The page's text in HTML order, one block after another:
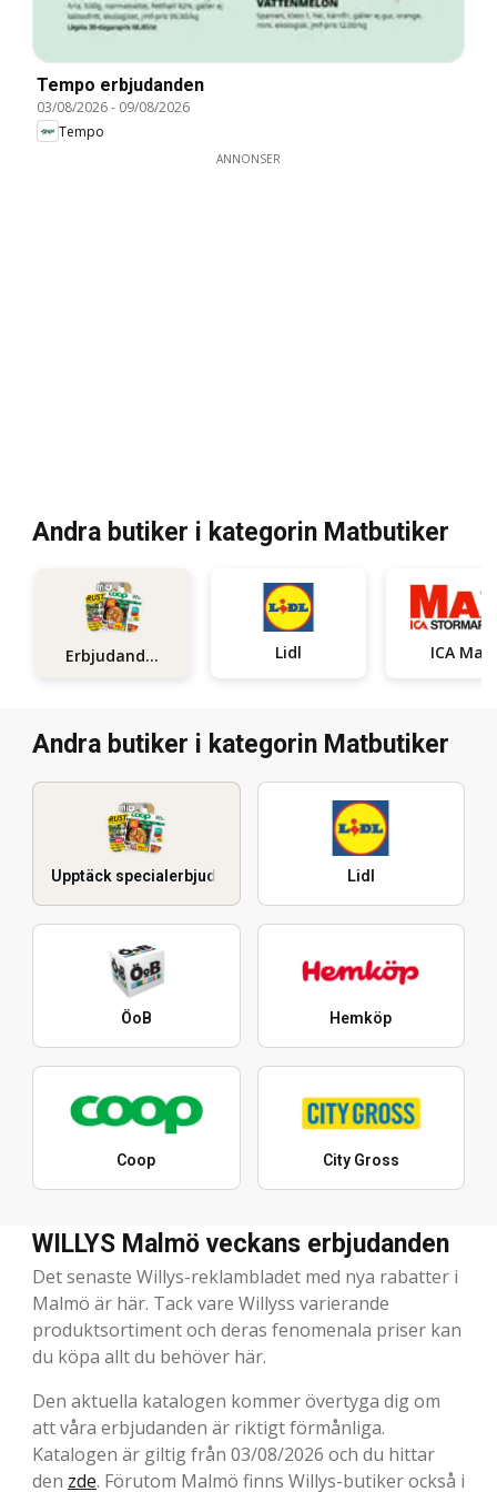
Tempo erbjudanden
03/08/2026- 09/08/2026
Tempo
ANNONSER
Andra butiker i kategorin Matbutiker
Erbjudanden Lidl ICA Maxi
Andra butiker i kategorin Matbutiker
Upptäck specialerbjudanden Lidl
ÖoB Hemköp
Coop City Gross
WILLYS Malmö veckans erbjudanden
Det senaste Willys-reklambladet med nya rabatter i
Malmö är här. Tack vare Willyss varierande
produktsortiment och deras fenomenala priser kan
du köpa allt du behöver här.
Den aktuella katalogen kommer övertyga dig om
att våra erbjudanden är riktigt förmånliga.
Katalogen är giltig från 03/08/2026 och du hittar
den zde. Förutom Malmö finns Willys-butiker också i